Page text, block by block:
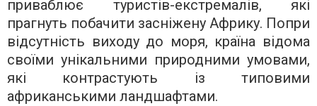
приваблює туристів-екстремалів, які
прагнуть побачити засніжену Африку. Попри
відсутність виходу до моря, країна відома
своїми унікальними природними умовами,
які контрастують із типовими
африканськими ландшафтами.